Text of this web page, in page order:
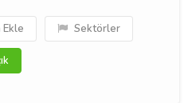
Ekle Sektörler